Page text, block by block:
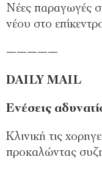
Νέες παραγωγές
νέου στο
—————
DAILY MAIL
Ενέσεις
Κλινική τις
προκαλώντας